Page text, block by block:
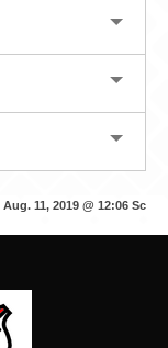
Aug. 11, 2019 @ 12:06 Sc